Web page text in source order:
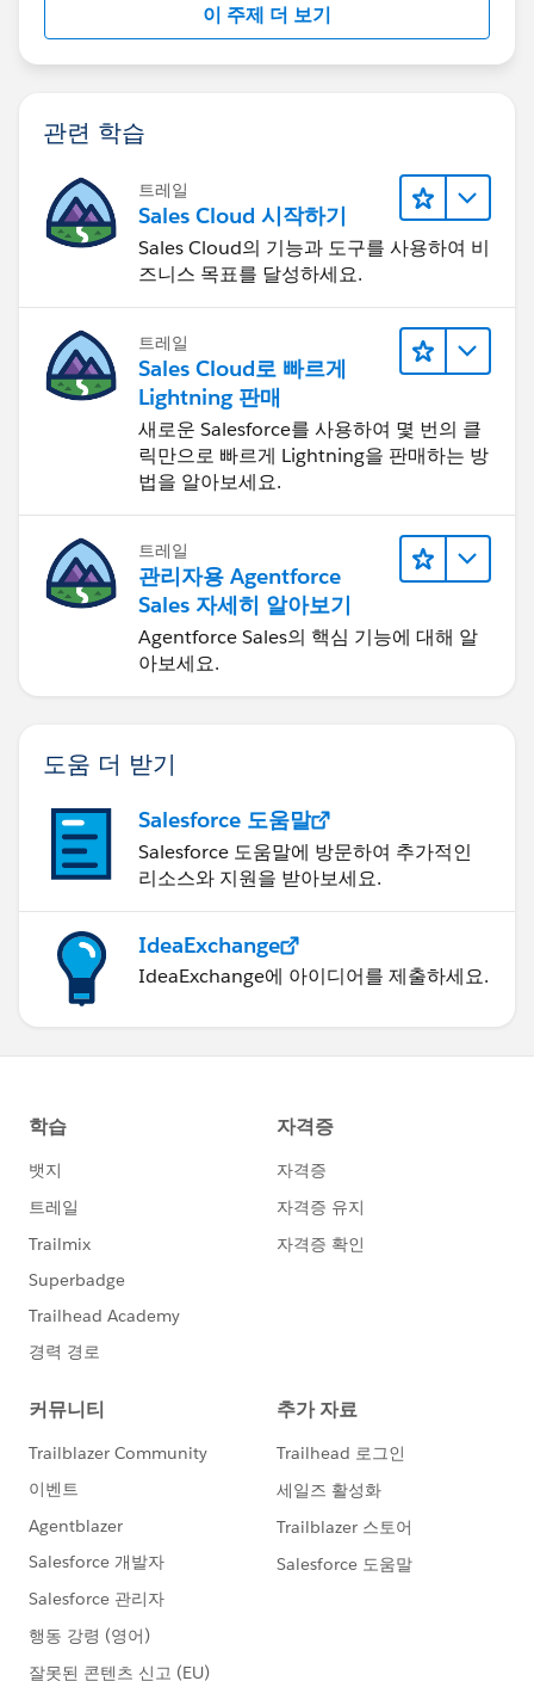
이 주제 더 보기
관련 학습
트레일
Sales Cloud 시작하기
Sales Cloud의 기능과 도구를 사용하여 비
즈니스 목표를 달성하세요.
트레일
Sales Cloud로 빠르게
Lightning 판매
새로운 Salesforce를 사용하여 몇 번의 클
릭만으로 빠르게 Lightning을 판매하는 방
법을 알아보세요.
트레일
관리자용 Agentforce
Sales 자세히 알아보기
Agentforce Sales의 핵심 기능에 대해 알
아보세요.
도움 더 받기
Salesforce 도움말
Salesforce 도움말에 방문하여 추가적인
리소스와 지원을 받아보세요.
IdeaExchange
IdeaExchange에 아이디어를 제출하세요.